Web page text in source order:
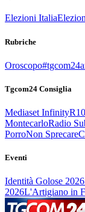
Elezioni Italia
Rubriche
Oroscopo
Tgcom24 Consiglia
Mediaset Infinity
MontecarloRadio
PorroNon Sprecare
Eventi
Identità Golose 2026
2026L'Artigiano in